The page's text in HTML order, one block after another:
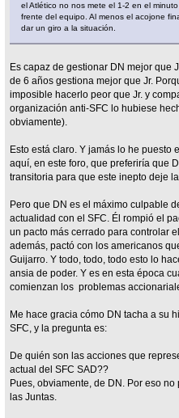
el Atlético no nos mete el 1-2 en el
frente del equipo. Al menos el acojone
dar un giro a la situación.
Es capaz de gestionar DN mejor que
de 6 años gestiona mejor que Jr.
imposible hacerlo peor que Jr. y
organización anti-SFC lo hubiese
obviamente).
Esto está claro. Y jamás lo he puesto
aquí, en este foro, que preferiría que
transitoria para que este inepto deje
Pero que DN es el máximo culpable
actualidad con el SFC. Él rompió el
un pacto más cerrado para controlar
además, pactó con los americanos
Guijarro. Y todo, todo, todo esto lo
ansia de poder. Y es en esta época
comienzan los problemas
Me hace gracia cómo DN tacha a su
SFC, y la pregunta es:
De quién son las acciones que
actual del SFC SAD??
Pues, obviamente, de DN. Por eso
las Juntas.